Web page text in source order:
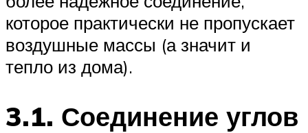
которое практически не пропускает
воздушные массы (а значит и
тепло из дома).
3.1. Соединение углов